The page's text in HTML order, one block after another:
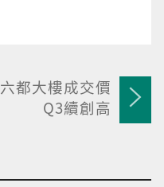
六都大樓成交價
Q3續創高